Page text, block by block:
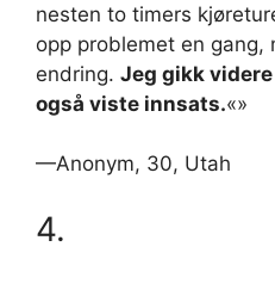
nesten to timers
opp problemet en gang,
endring. Jeg gikk
også viste innsats.«»
—Anonym, 30, Utah
4.